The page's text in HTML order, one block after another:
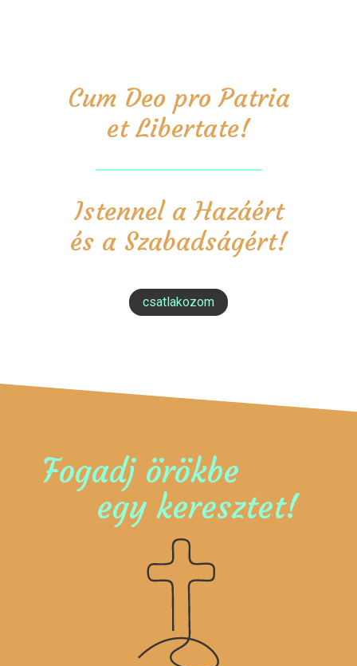
Cum Deo pro Patria
et Libertate!
Istennel a Hazáért
és a Szabadságért!
csatlakozom
Fogadj örökbe
egy keresztet!